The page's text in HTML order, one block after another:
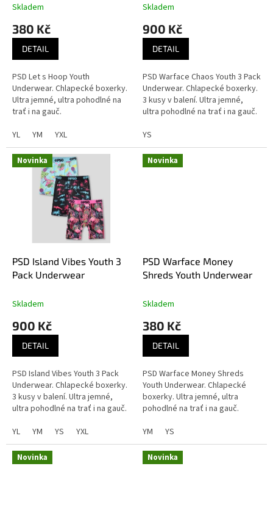
Skladem
380 Kč
DETAIL
PSD Let s Hoop Youth
Underwear. Chlapecké boxerky.
Ultra jemné, ultra pohodlné na
trať i na gauč.
YL
YM YXL
Skladem
900 Kč
DETAIL
PSD Warface Chaos Youth 3 Pack
Underwear. Chlapecké boxerky.
3 kusy v balení. Ultra jemné,
ultra pohodlné na trať i na gauč.
YS
Novinka
PSD Island Vibes Youth 3
Pack Underwear
Skladem
900 Kč
DETAIL
PSD Island Vibes Youth 3 Pack
Underwear. Chlapecké boxerky.
3 kusy v balení. Ultra jemné,
ultra pohodlné na trať i na gauč.
YL
YM YS YXL
Novinka
PSD Warface Money
Shreds Youth Underwear
Skladem
380 Kč
DETAIL
PSD Warface Money Shreds
Youth Underwear. Chlapecké
boxerky. Ultra jemné, ultra
pohodlné na trať i na gauč.
YM
YS
Novinka Novinka